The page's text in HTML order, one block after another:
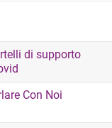
di supporto
Con Noi